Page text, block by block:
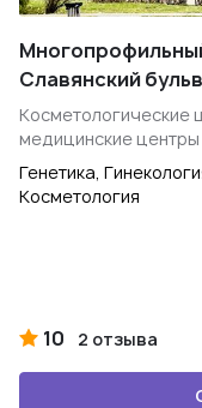
Славянский
Косметологические
медицинские
Генетика,
Косметология
10 2 отзыва